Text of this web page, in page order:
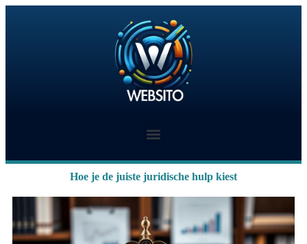
Hoe je de juiste juridische hulp kiest